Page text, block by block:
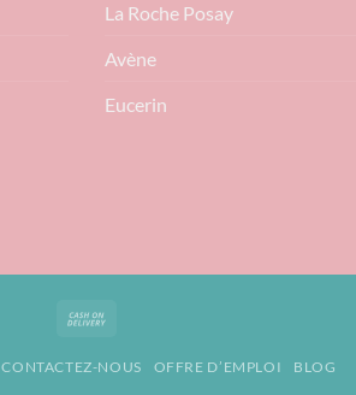
La Roche Posay
Avène
Eucerin
Delivery
CONTACTEZ-NOUS OFFRE D’EMPLOI BLOG